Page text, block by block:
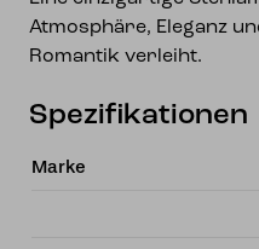
Atmosphäre, Eleganz
Romantik verleiht.
Spezifikationen
Marke